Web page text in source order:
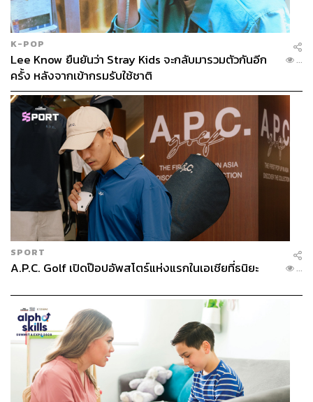
ABOUT THE AUTHOR
THE STANDARD TEAM
กองบรรณาธิการ THE STANDARD
K-POP
Lee Know ยืนยันว่า Stray Kids จะกลับมารวมตัวกันอีก
ครั้ง หลังจากเข้ากรมรับใช้ชาติ
...
SPORT
A.P.C. Golf เปิดป๊อปอัพสโตร์แห่งแรกในเอเชียที่ธนิยะ ...